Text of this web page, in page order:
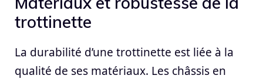
trottinette
La durabilité d’une trottinette est liée à la
qualité de ses matériaux. Les châssis en